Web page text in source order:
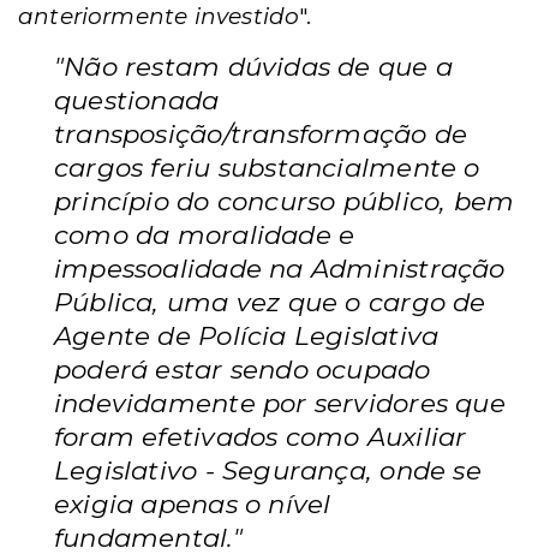
anteriormente investido".
"Não restam dúvidas de que a
questionada
transposição/transformação de
cargos feriu substancialmente o
princípio do concurso público, bem
como da moralidade e
impessoalidade na Administração
Pública, uma vez que o cargo de
Agente de Polícia Legislativa
poderá estar sendo ocupado
indevidamente por servidores que
foram efetivados como Auxiliar
Legislativo - Segurança, onde se
exigia apenas o nível
fundamental."